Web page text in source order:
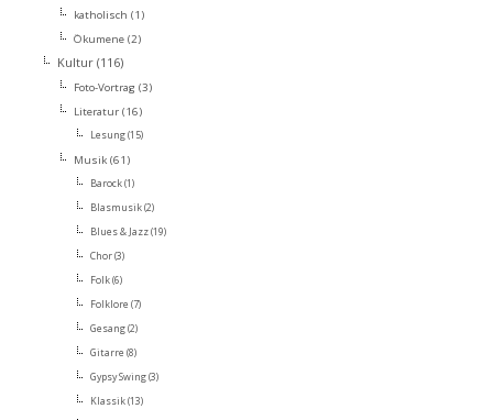
katholisch (1)
Ökumene(2)
Kultur(116)
Foto-Vortrag (3)
Literatur(16)
Lesung(15)
Musik(61)
Barock(1)
Blasmusik(2)
Blues & Jazz(19)
Chor(3)
Folk(6)
Folklore (7)
Gesang(2)
Gitarre (8)
Gypsy Swing(3)
Klassik(13)